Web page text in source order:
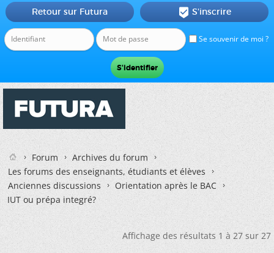
Se souvenir de moi ?
Retour sur Futura  S'inscrire
Forum
Archives du forum
Les forums des enseignants, étudiants et élèves
Anciennes discussions
Orientation après le BAC
IUT ou prépa integré?
Affichage des résultats 1 à 27 sur 27